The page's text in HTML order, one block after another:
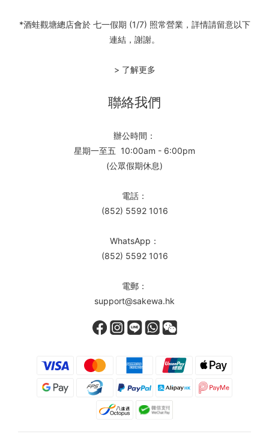
*酒蛙觀塘總店會於 七一假期 (1/7) 照常營業，詳情請留意以下
連結，謝謝。
> 了解更多
聯絡我們
辦公時間：
星期一至五 10:00am - 6:00pm
(公眾假期休息)
電話：
(852) 5592 1016
WhatsApp：
(852) 5592 1016
電郵：
support@sakewa.hk